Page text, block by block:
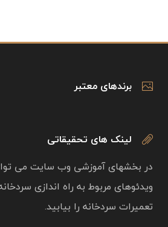
برندهای معتبر
لینک های تحقیقاتی
در بخشهای آموزشی وب سایت می
ویدئوهای مربوط به راه اندازی
تعمیرات سردخانه را بیابید.